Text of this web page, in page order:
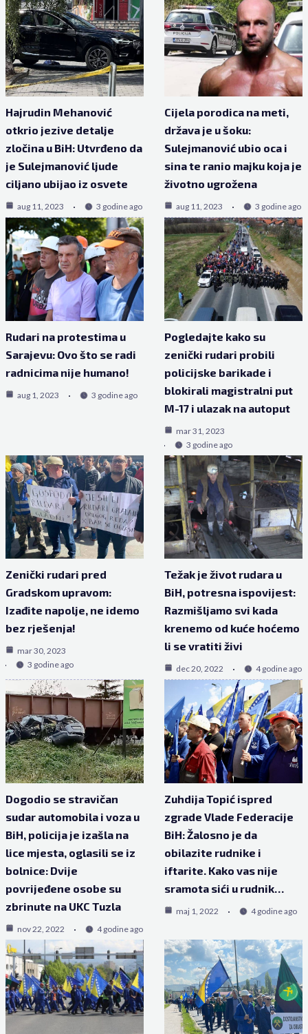
Hajrudin Mehanović
otkrio jezive detalje
zločina u BiH: Utvrđeno da
je Sulejmanović ljude
ciljano ubijao iz osvete
aug 11, 2023 3 godine ago
Cijela porodica na meti,
država je u šoku:
Sulejmanović ubio oca i
sina te ranio majku koja je
životno ugrožena
aug 11, 2023 3 godine ago
Rudari na protestima u
Sarajevu: Ovo što se radi
radnicima nije humano!
aug 1, 2023 3 godine ago
Pogledajte kako su
zenički rudari probili
policijske barikade i
blokirali magistralni put
M-17 i ulazak na autoput
mar 31, 2023
3 godine ago
Zenički rudari pred
Gradskom upravom:
Izađite napolje, ne idemo
bez rješenja!
mar 30, 2023
3 godine ago
Težak je život rudara u
BiH, potresna ispovijest:
Razmišljamo svi kada
krenemo od kuće hoćemo
li se vratiti živi
dec 20, 2022 4 godine ago
Dogodio se stravičan
sudar automobila i voza u
BiH, policija je izašla na
lice mjesta, oglasili se iz
bolnice: Dvije
povrijeđene osobe su
zbrinute na UKC Tuzla
nov 22, 2022 4 godine ago
Zuhdija Topić ispred
zgrade Vlade Federacije
BiH: Žalosno je da
obilazite rudnike i
iftarite. Kako vas nije
sramota sići u rudnik…
maj 1, 2022 4 godine ago